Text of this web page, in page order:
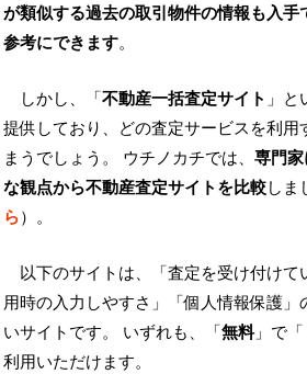
が類似する過去の取引物件の情報も入
参考にできます。
しかし、「不動産一括査定サイト 」
提供しており、どの査定サービスを利用
まうでしょう。 ウチノカチでは、 専門
な観点から不動産査定サイトを比較しま
ら）。
以下のサイトは、「査定を受け付けて
用時の入力しやすさ」「個人情報保護」
いサイトです。 いずれも、「無料」で「
利用いただけます。